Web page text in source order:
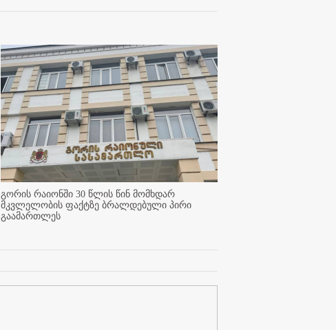
გორის რაიონში 30 წლის წინ მომხდარ
მკვლელობის ფაქტზე ბრალდებული პირი
გაამართლეს